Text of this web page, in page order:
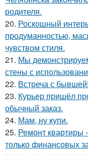
родителя.
20. Роскошный
продуманностью,
чувством стиля.
21. Мы
стены с
22. Встреча с бывшей!
23. Курьер пришёл
обычный заказ.
24. Мам, ну купи.
25. Ремонт квартиры
только финансовых